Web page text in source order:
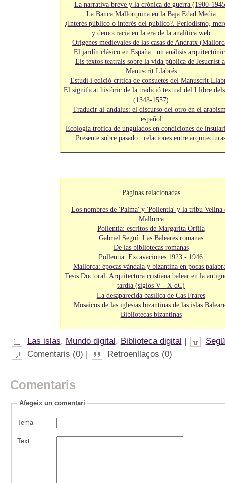
La narrativa breve y la crónica de guerra (1900-
La Banca Mallorquina en la Baja Edad Media
¿Interés público o interés del público?. Periodismo,
y democracia en la era de la analítica web
Orígenes medievales de las casas de Andratx
El jardín clásico en España : un análisis
Els textos teatrals sobre la vida pública de Jesucrist
Manuscrit Llabrés
Estudi i edició crítica de consuetes del Manuscrit
El significat històric de la tradició textual del Llibre dels
(1343-1557)
Traducir al-andalus: el discurso del otro en el
español
Ecología trófica de ungulados en condiciones de
Presente sobre pasado : relaciones entre
Páginas relacionadas
Los nombres de 'Palma' y 'Pollentia' y la tribu Velina
Mallorca
Pollentia: escritos de Margarita Orfila
Gabriel Seguí: Las Baleares romanas
De las bibliotecas romanas
Pollentia: Excavaciones 1923 - 1946
Mallorca: épocas vándala y bizantina en pocas
Tesis Doctoral: Arquitectura cristiana balear en la
tardía (siglos V - X dC)
La desaparecida basílica de Cas Frares
Mosaicos de las iglesias bizantinas de las islas
Bibliotecas bizantinas
Las islas, Mundo digital, Biblioteca digital |
Comentaris (0) |
Retroenllaços (0)
Comentaris
Afegeix un comentari
Tema
Text